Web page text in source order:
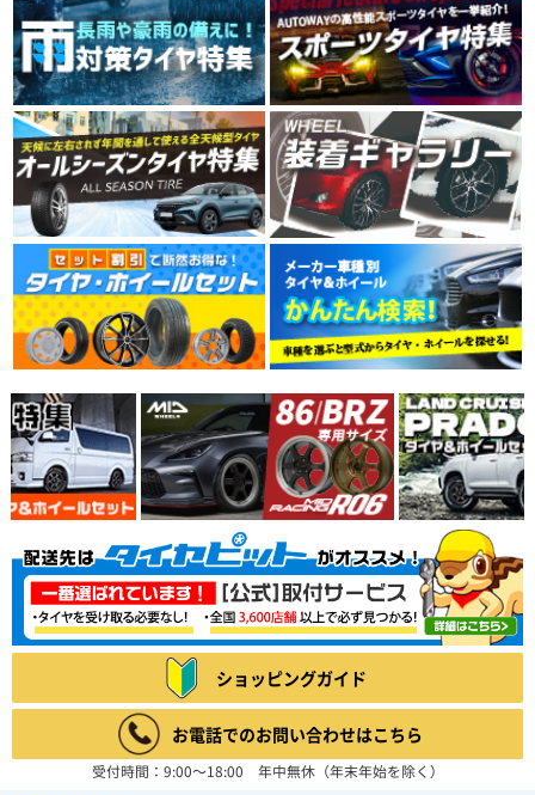
ショッピングガイド
お電話でのお問い合わせはこちら
受付時間：9:00～18:00 年中無休（年末年始を除く）